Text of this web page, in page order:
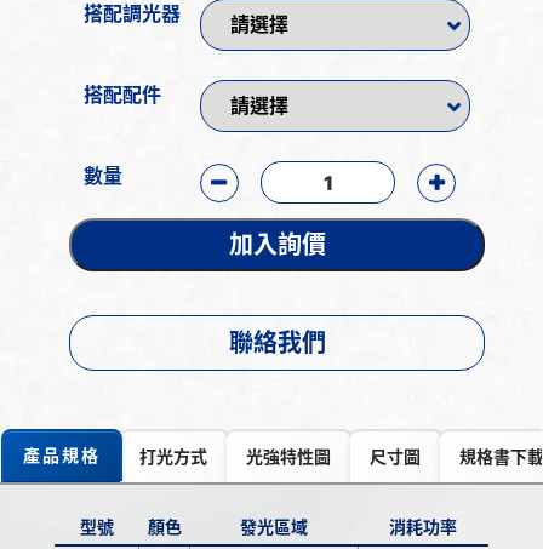
搭配調光器
搭配配件
數量
加入詢價
聯絡我們
產品規格 打光方式 光強特性圖 尺寸圖 規格書下載
型號 顏色 發光區域 消耗功率